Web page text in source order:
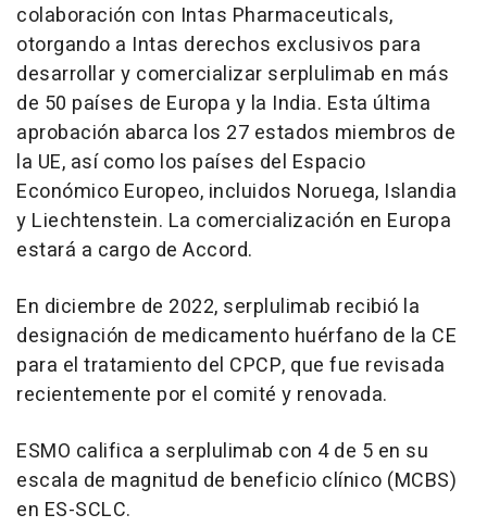
colaboración con Intas Pharmaceuticals,
otorgando a Intas derechos exclusivos para
desarrollar y comercializar serplulimab en más
de 50 países de Europa y la India. Esta última
aprobación abarca los 27 estados miembros de
la UE, así como los países del Espacio
Económico Europeo, incluidos Noruega, Islandia
y Liechtenstein. La comercialización en Europa
estará a cargo de Accord.
En diciembre de 2022, serplulimab recibió la
designación de medicamento huérfano de la CE
para el tratamiento del CPCP, que fue revisada
recientemente por el comité y renovada.
ESMO califica a serplulimab con 4 de 5 en su
escala de magnitud de beneficio clínico (MCBS)
en ES-SCLC.